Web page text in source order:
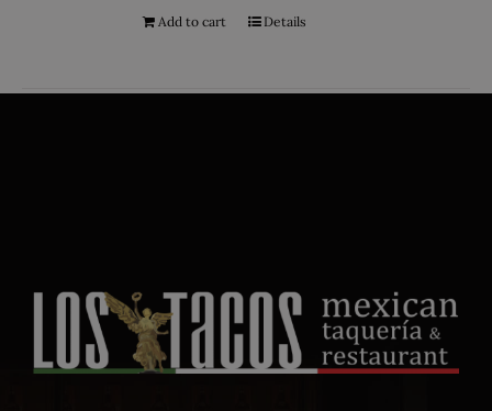
Add to cart Details